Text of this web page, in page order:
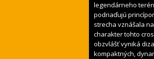
legendárneho
podriaďujú
strecha vznášala
charakter tohto
obzvlášť vyniká
kompaktných,